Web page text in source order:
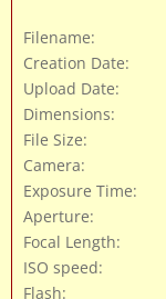
Filename
Creation Date
Upload Date
Dimensions
File Size
Camera
Exposure Time
Aperture
Focal Length
ISO speed
Flash